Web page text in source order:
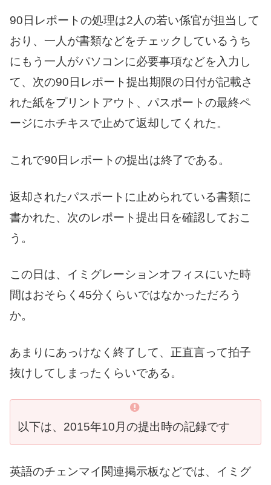
90日レポートの処理は2人の若い係官が担当して
おり、一人が書類などをチェックしているうち
にもう一人がパソコンに必要事項などを入力し
て、次の90日レポート提出期限の日付が記載さ
れた紙をプリントアウト、パスポートの最終ペ
ージにホチキスで止めて返却してくれた。
これで90日レポートの提出は終了である。
返却されたパスポートに止められている書類に
書かれた、次のレポート提出日を確認しておこ
う。
この日は、イミグレーションオフィスにいた時
間はおそらく45分くらいではなかっただろう
か。
あまりにあっけなく終了して、正直言って拍子
抜けしてしまったくらいである。
以下は、2015年10月の提出時の記録です
英語のチェンマイ関連掲示板などでは、イミグ